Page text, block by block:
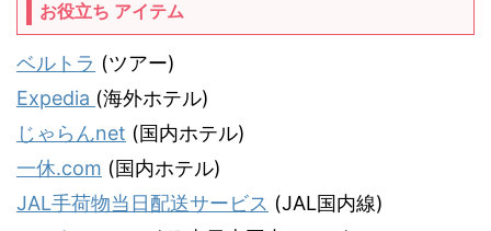
お役立ち アイテム
ベルトラ (ツアー)
Expedia (海外ホテル)
じゃらんnet (国内ホテル)
一休.com (国内ホテル)
JAL手荷物当日配送サービス (JAL国内線)